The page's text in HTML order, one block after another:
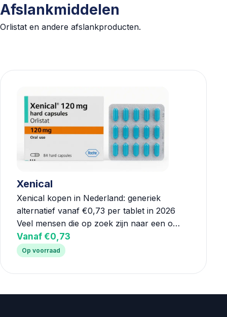
Afslankmiddelen
Orlistat en andere afslankproducten.
Xenical
Xenical kopen in Nederland: generiek
alternatief vanaf €0,73 per tablet in 2026
Veel mensen die op zoek zijn naar een o…
Vanaf €0,73
Op voorraad